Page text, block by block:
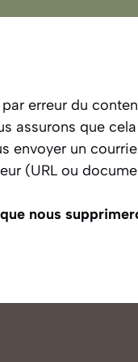
erreur du
assurons que
envoyer un
(URL ou
nous